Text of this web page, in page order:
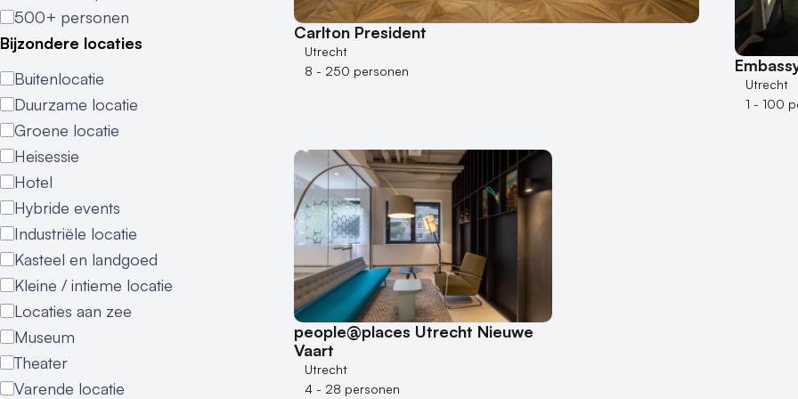
500+ personen
Bijzondere locaties
Buitenlocatie
Duurzame locatie
Groene locatie
Heisessie
Hotel
Hybride events
Industriële locatie
Kasteel en landgoed
Kleine / intieme locatie
Locaties aan zee
Museum
Theater
Varende locatie
Carlton President
Utrecht
8 - 250 personen
Utrecht
1 - 100
people@places Utrecht Nieuwe
Vaart
Utrecht
4 - 28 personen